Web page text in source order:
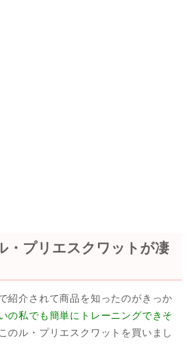
・プリエスクワットが凄
紹介されて商品を知ったのがきっか
の私でも簡単にトレーニングできそ
のル・プリエスクワットを買いまし